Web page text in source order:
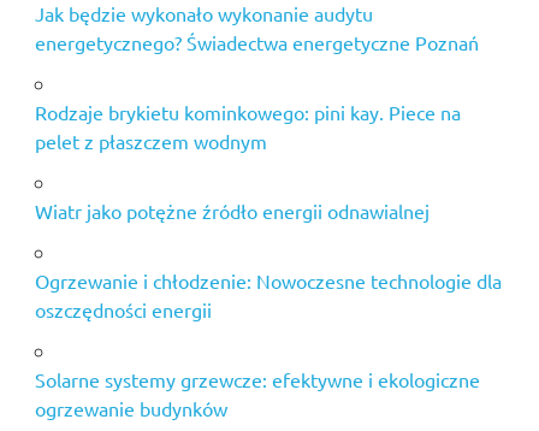
Jak będzie wykonało wykonanie audytu
energetycznego? Świadectwa energetyczne Poznań
Rodzaje brykietu kominkowego: pini kay. Piece na
pelet z płaszczem wodnym
Wiatr jako potężne źródło energii odnawialnej
Ogrzewanie i chłodzenie: Nowoczesne technologie dla
oszczędności energii
Solarne systemy grzewcze: efektywne i ekologiczne
ogrzewanie budynków